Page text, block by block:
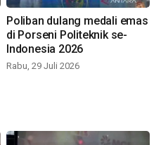
Poliban dulang medali emas
di Porseni Politeknik se-
Indonesia 2026
Rabu, 29 Juli 2026